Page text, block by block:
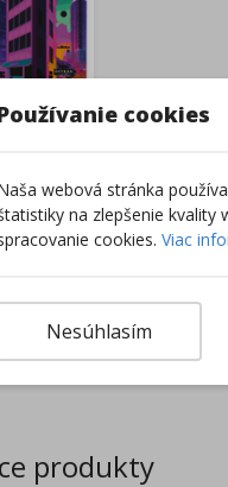
produkty
cookies
webová stránka
na zlepšenie
cookies. Viac
Nesúhlasím